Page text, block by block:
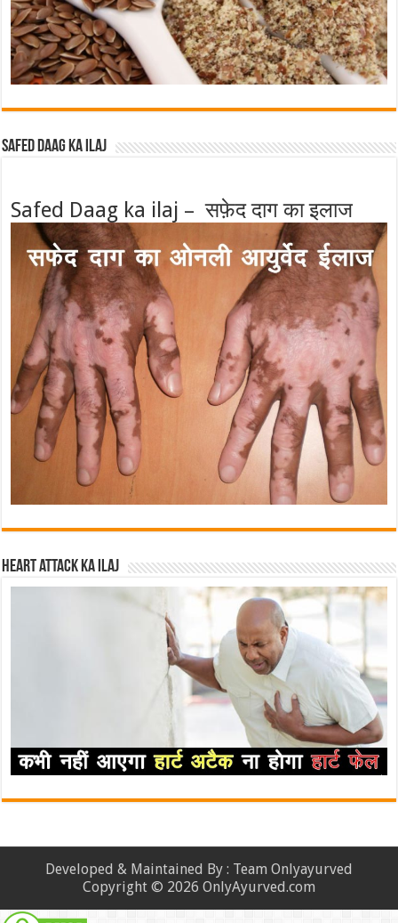
Safed Daag ka ilaj
Safed Daag ka ilaj – सफ़ेद दाग का इलाज
Heart attack ka ilaj
Developed & Maintained By : Team Onlyayurved
Copyright © 2026 OnlyAyurved.com